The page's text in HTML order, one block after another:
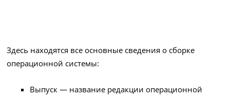
Здесь находятся все основные сведения о сборке
операционной системы:
Выпуск — название редакции операционной